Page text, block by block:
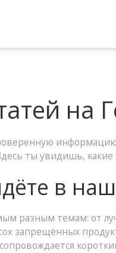
на
ты увидишь,
в
разным темам: от
запрещённых